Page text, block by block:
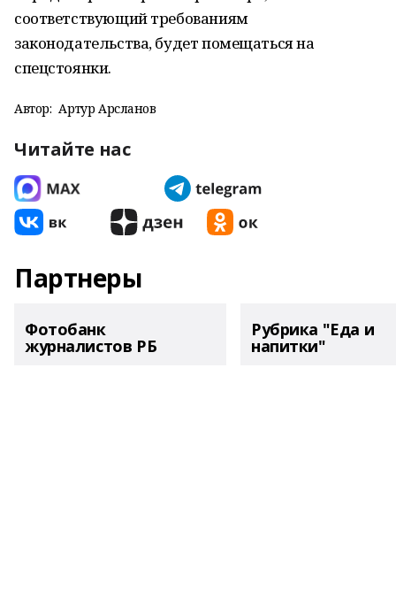
соответствующий требованиям
законодательства, будет помещаться на
спецстоянки.
Автор: Артур Арсланов
Читайте нас
Партнеры
Фотобанк
журналистов РБ
Рубрика "Еда и
напитки"